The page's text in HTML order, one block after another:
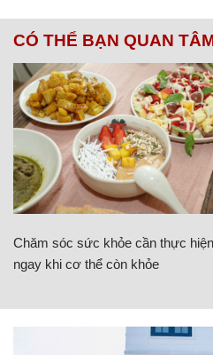
CÓ THỂ BẠN QUAN
Chăm sóc sức khỏe cần thực hiện
ngay khi cơ thể còn khỏe